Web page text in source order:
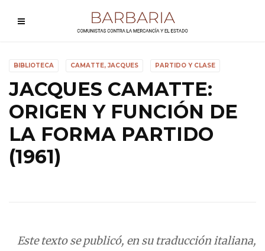
BIBLIOTECA CAMATTE, JACQUES PARTIDO Y CLASE
JACQUES CAMATTE:
ORIGEN Y FUNCIÓN DE
LA FORMA PARTIDO
(1961)
Este texto se publicó, en su traducción italiana,